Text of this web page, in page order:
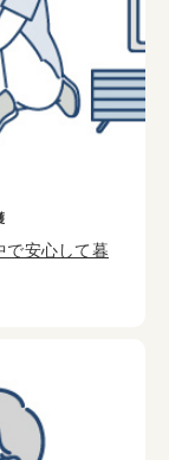
で安心して暮